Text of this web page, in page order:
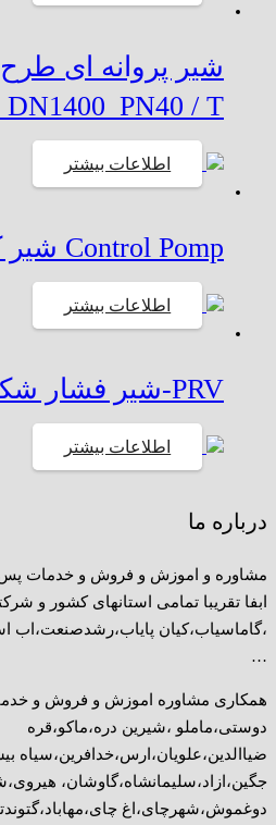
شیر پروانه ای طرح
/ T
اطلاعات بیشتر
Control Pomp شیر کنترل پمپ
اطلاعات بیشتر
PRV-شیر فشار شکن
اطلاعات بیشتر
درباره ما
مشاوره و اموزش و فروش و خدمات
ابفا تقریبا تمامی استانهای کشور و
،گاماسیاب،کیان پایاب،رشدصنعت،اب
…
همکاری مشاوره اموزش و فروش و
دوستی،ماملو ،شیرین دره،ماکو،قره
ضیاالدین،علویان،ارس،خدافرین،سیاه
جگین،ازاد،سلیمانشاه،گاوشان،
دوغموش،شهرچای،اغ